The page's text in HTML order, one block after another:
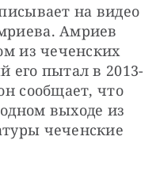
на видео
Амриев
из чеченских
его пытал в 2013-
сообщает, что
выходе из
чеченские